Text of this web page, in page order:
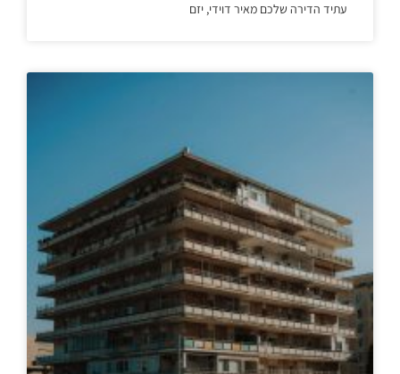
עתיד הדירה שלכם מאיר דוידי, יזם